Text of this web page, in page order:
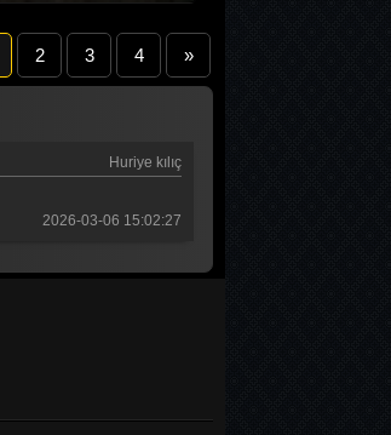
2 3 4 »
Huriye kılıç
2026-03-06 15:02:27